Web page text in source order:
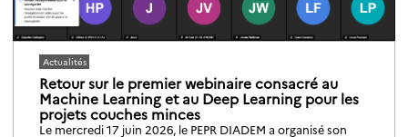
Actualités
Retour sur le premier webinaire consacré au
Machine Learning et au Deep Learning pour les
projets couches minces
Le mercredi 17 juin 2026, le PEPR DIADEM a organisé son